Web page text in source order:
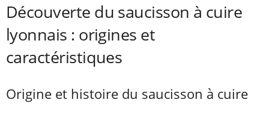
Découverte du saucisson à cuire
lyonnais : origines et
caractéristiques
Origine et histoire du saucisson à cuire